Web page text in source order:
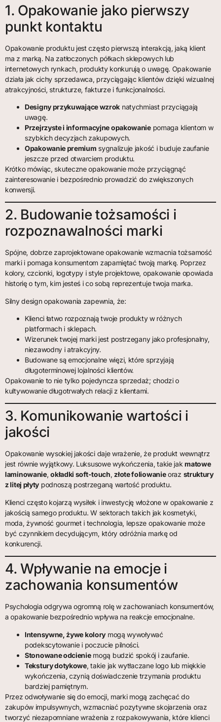
1. Opakowanie jako pierwszy
punkt kontaktu
Opakowanie produktu jest często pierwszą interakcją, jaką klient
ma z marką. Na zatłoczonych półkach sklepowych lub
internetowych rynkach, produkty konkurują o uwagę. Opakowanie
działa jak cichy sprzedawca, przyciągając klientów dzięki wizualnej
atrakcyjności, strukturze, fakturze i funkcjonalności.
Designy przykuwające wzrok natychmiast przyciągają
uwagę.
Przejrzyste i informacyjne opakowaniepomaga klientom w
szybkich decyzjach zakupowych.
Opakowanie premium sygnalizuje jakość i buduje zaufanie
jeszcze przed otwarciem produktu.
Krótko mówiąc, skuteczne opakowanie może przyciągnąć
zainteresowanie i bezpośrednio prowadzić do zwiększonych
konwersji.
2. Budowanie tożsamości i
rozpoznawalności marki
Spójne, dobrze zaprojektowane opakowanie wzmacnia tożsamość
marki i pomaga konsumentom zapamiętać twoją markę. Poprzez
kolory, czcionki, logotypy i style projektowe, opakowanie opowiada
historię o tym, kim jesteś i co sobą reprezentuje twoja marka.
Silny design opakowania zapewnia, że:
Klienci łatwo rozpoznają twoje produkty w różnych
platformach i sklepach.
Wizerunek twojej marki jest postrzegany jako profesjonalny,
niezawodny i atrakcyjny.
Budowane są emocjonalne więzi, które sprzyjają
długoterminowej lojalności klientów.
Opakowanie to nie tylko pojedyncza sprzedaż; chodzi o
kultywowanie długotrwałych relacji z klientami.
3. Komunikowanie wartości i
jakości
Opakowanie wysokiej jakości daje wrażenie, że produkt wewnątrz
jest równie wyjątkowy. Luksusowe wykończenia, takie jakmatowe
laminowanie,okładki soft-touch,złote foliowanieoraz struktury
z litej płyty podnoszą postrzeganą wartość produktu.
Klienci często kojarzą wysiłek i inwestycję włożone w opakowanie z
jakością samego produktu. W sektorach takich jak kosmetyki,
moda, żywność gourmet i technologia, lepsze opakowanie może
być czynnikiem decydującym, który odróżnia markę od
konkurencji.
4. Wpływanie na emocje i
zachowania konsumentów
Psychologia odgrywa ogromną rolę w zachowaniach konsumentów,
a opakowanie bezpośrednio wpływa na reakcje emocjonalne.
Intensywne, żywe kolory mogą wywoływać
podekscytowanie i poczucie pilności.
Stonowane odcieniemogą budzić spokój i zaufanie.
Tekstury dotykowe, takie jak wytłaczane logo lub miękkie
wykończenia, czynią doświadczenie trzymania produktu
bardziej pamiętnym.
Przez odwoływanie się do emocji, marki mogą zachęcać do
zakupów impulsywnych, wzmacniać pozytywne skojarzenia oraz
tworzyć niezapomniane wrażenia z rozpakowywania, które klienci